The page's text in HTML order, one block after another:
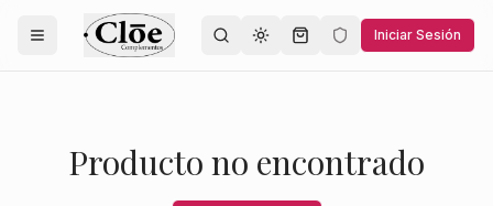
Toggle theme Iniciar Sesión
Producto no encontrado